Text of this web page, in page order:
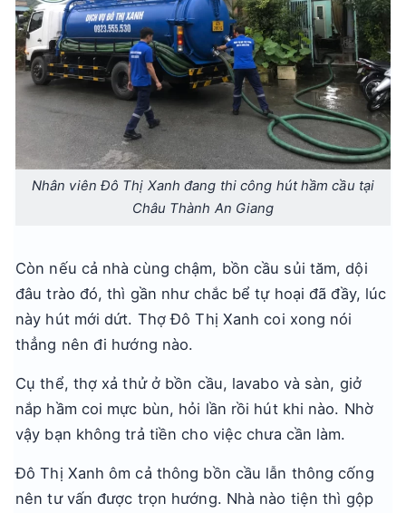
Nhân viên Đô Thị Xanh đang thi công hút hầm cầu tại
Châu Thành An Giang
Còn nếu cả nhà cùng chậm, bồn cầu sủi tăm, dội
đâu trào đó, thì gần như chắc bể tự hoại đã đầy, lúc
này hút mới dứt. Thợ Đô Thị Xanh coi xong nói
thẳng nên đi hướng nào.
Cụ thể, thợ xả thử ở bồn cầu, lavabo và sàn, giở
nắp hầm coi mực bùn, hỏi lần rồi hút khi nào. Nhờ
vậy bạn không trả tiền cho việc chưa cần làm.
Đô Thị Xanh ôm cả thông bồn cầu lẫn thông cống
nên tư vấn được trọn hướng. Nhà nào tiện thì gộp